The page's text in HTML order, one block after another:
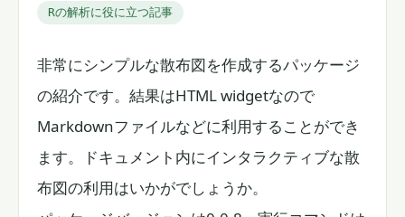
Rの解析に役に立つ記事
非常にシンプルな散布図を作成するパッケージ
の紹介です。結果はHTML widgetなので
Markdownファイルなどに利用することができ
ます。ドキュメント内にインタラクティブな散
布図の利用はいかがでしょうか。